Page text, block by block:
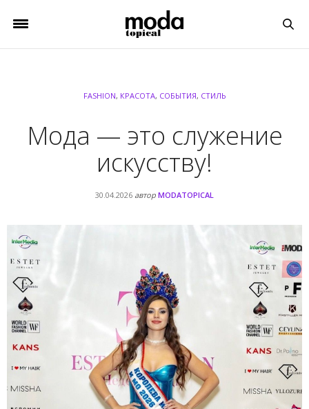
FASHION, КРАСОТА, СОБЫТИЯ, СТИЛЬ
Мода — это служение
искусству!
30.04.2026 автор MODATOPICAL